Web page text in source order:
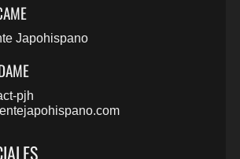
Japohispano
pjh